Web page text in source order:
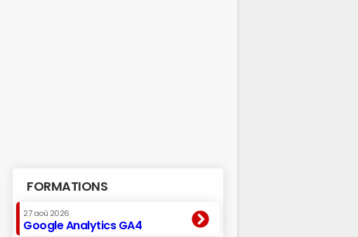
FORMATIONS
27 aoû 2026
Google Analytics GA4